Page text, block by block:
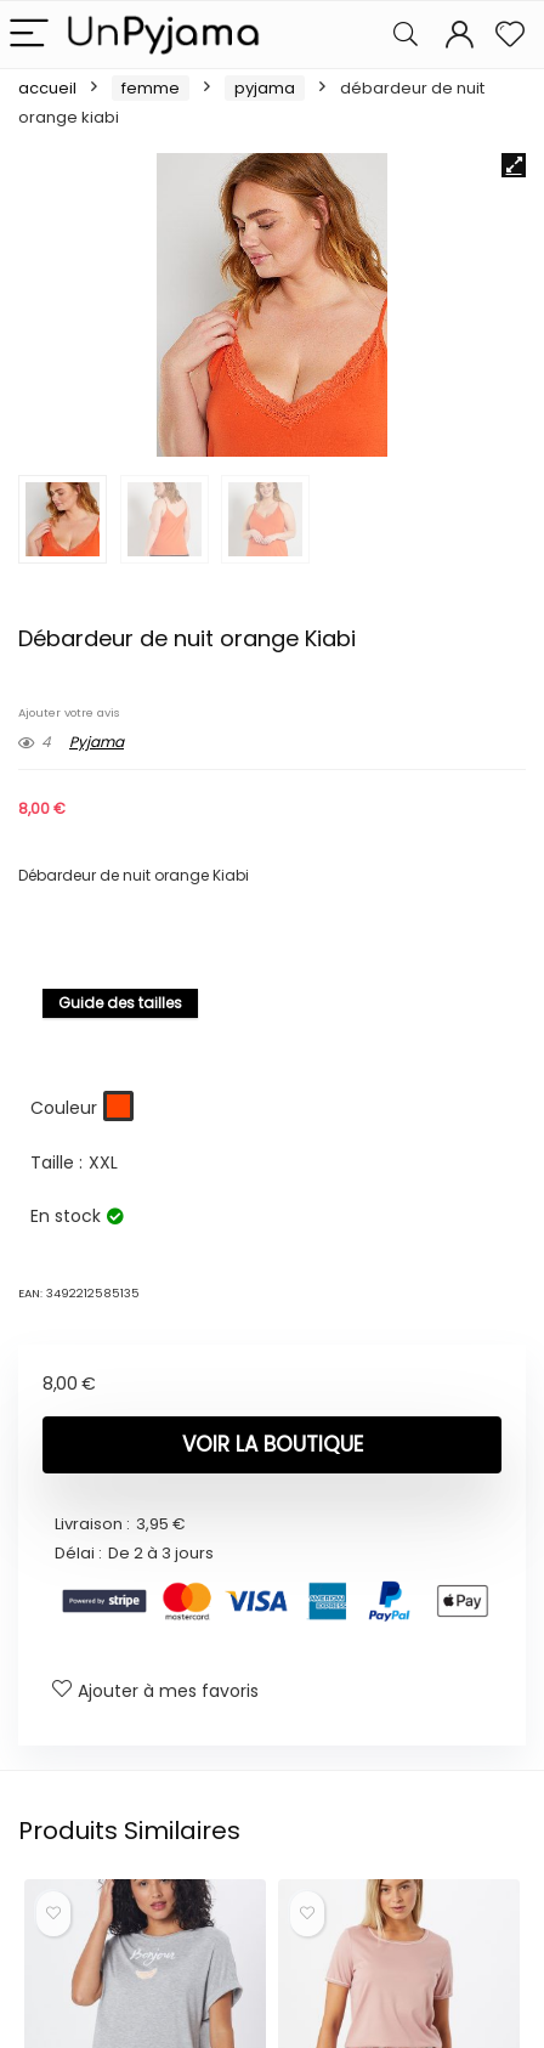
accueil femme pyjama
débardeur de nuit
orange kiabi
Débardeur de nuit orange Kiabi
Ajouter votre avis
4 Pyjama
8,00€
Débardeur de nuit orange Kiabi
Guide des tailles
Couleur
Taille : XXL
En stock
EAN: 3492212585135
8,00 €
VOIR LA BOUTIQUE
Livraison : 3,95 €
Délai : De 2 à 3 jours
Ajouter à mes favoris
Produits Similaires